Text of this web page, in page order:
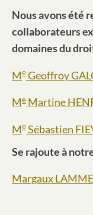
Nous avons été
collaborateurs
domaines du
MeGeoffroy
Me Martine
MeSébastien
Se rajoute à
Margaux